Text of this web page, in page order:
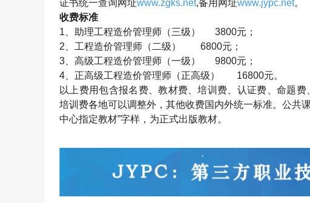
证书统一查询网址www.zgks.net,备用网址www.jypc.net。
收费标准
1 、助理工程造价管理师（三级） 3800元；
2 、工程造价管理师（二级） 6800元；
3 、高级工程造价管理师（一级） 9800元；
4 、正高级工程造价管理师（正高级） 16800元。
以上费用包含报名费、教材费、培训费、认证费、命题
培训费各地可以调整外，其他收费国内外统一标准。公共
中心指定教材”字样，为正式出版教材。